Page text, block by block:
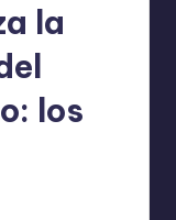
la
los